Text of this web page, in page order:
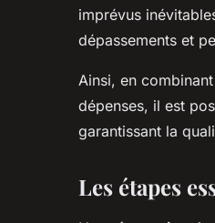
imprévus
dépassements et
Ainsi, en
dépenses, il est
garantissant la
Les étapes